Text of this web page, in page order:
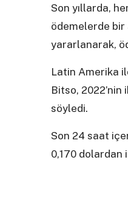
Son yıllarda,
ödemelerde bir
yararlanarak,
Latin Amerika
Bitso, 2022’nin
söyledi.
Son 24 saat
0,170 dolardan